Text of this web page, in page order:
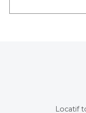
Locatif